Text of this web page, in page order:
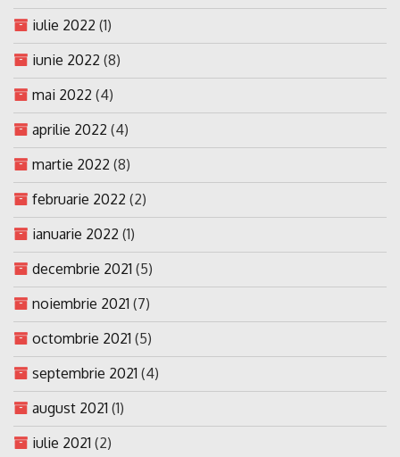
iulie 2022 (1)
iunie 2022 (8)
mai 2022 (4)
aprilie 2022 (4)
martie 2022 (8)
februarie 2022 (2)
ianuarie 2022 (1)
decembrie 2021 (5)
noiembrie 2021 (7)
octombrie 2021 (5)
septembrie 2021 (4)
august 2021 (1)
iulie 2021 (2)